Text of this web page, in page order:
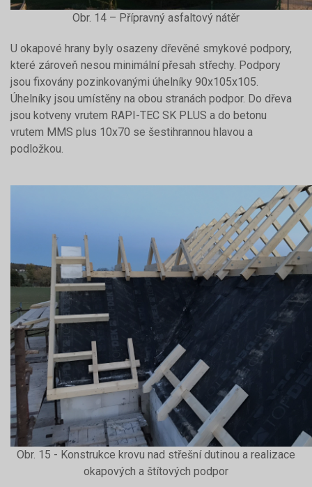
Obr. 14 – Přípravný asfaltový nátěr
U okapové hrany byly osazeny dřevěné smykové podpory,
které zároveň nesou minimální přesah střechy. Podpory
jsou fixovány pozinkovanými úhelníky 90x105x105.
Úhelníky jsou umístěny na obou stranách podpor. Do dřeva
jsou kotveny vrutem RAPI-TEC SK PLUS a do betonu
vrutem MMS plus 10x70 se šestihrannou hlavou a
podložkou.
Obr. 15 - Konstrukce krovu nad střešní dutinou a realizace
okapových a štítových podpor